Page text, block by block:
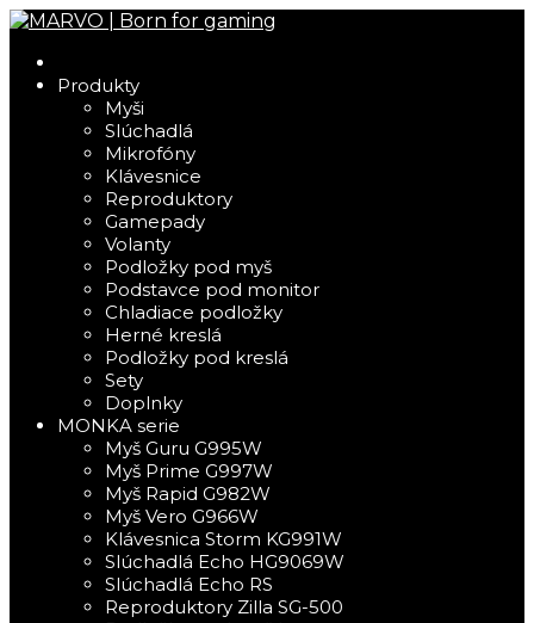
Produkty
Myši
Slúchadlá
Mikrofóny
Klávesnice
Reproduktory
Gamepady
Volanty
Podložky pod myš
Podstavce pod monitor
Chladiace podložky
Herné kreslá
Podložky pod kreslá
Sety
Doplnky
MONKA serie
Myš Guru G995W
Myš Prime G997W
Myš Rapid G982W
Myš Vero G966W
Klávesnica Storm KG991W
Slúchadlá Echo HG9069W
Slúchadlá Echo RS
Reproduktory Zilla SG-500